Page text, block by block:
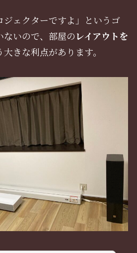
ジェクターですよ」というゴ
ないので、部屋のレイアウトを
大きな利点があります。